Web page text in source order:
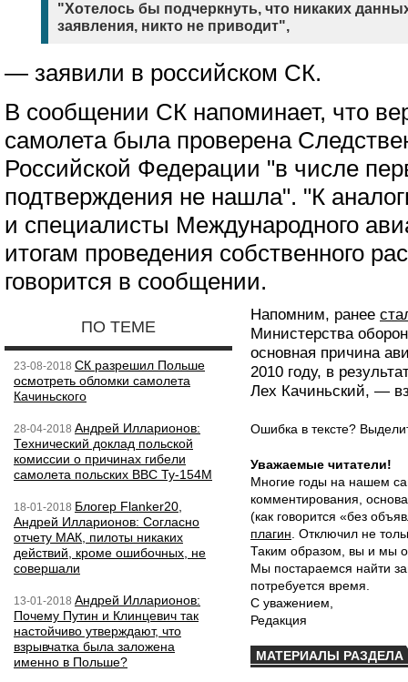
"Хотелось бы подчеркнуть, что никаких
заявления, никто не приводит",
— заявили в российском СК.
В сообщении СК напоминает, что
самолета была проверена
Российской Федерации "в числе
подтверждения не нашла". "К
и специалисты Международного
итогам проведения собственного
говорится в сообщении.
ПО ТЕМЕ
23-08-2018 СК разрешил Польше
осмотреть обломки самолета
Качиньского
28-04-2018 Андрей Илларионов:
Технический доклад польской
комиссии о причинах гибели
самолета польских ВВС Ту-154М
18-01-2018 Блогер Flanker20,
Андрей Илларионов: Согласно
отчету МАК, пилоты никаких
действий, кроме ошибочных, не
совершали
13-01-2018 Андрей Илларионов:
Почему Путин и Клинцевич так
настойчиво утверждают, что
взрывчатка была заложена
именно в Польше?
Напомним, ранее
Министерства
основная причина
2010 году, в
Лех Качиньский, —
Ошибка в тексте?
Уважаемые читатели!
Многие годы на нашем
комментирования,
(как говорится «без
плагин . Отключил не
Таким образом, вы и мы
Мы постараемся найти
потребуется время.
С уважением,
Редакция
МАТЕРИАЛЫ РАЗДЕЛА